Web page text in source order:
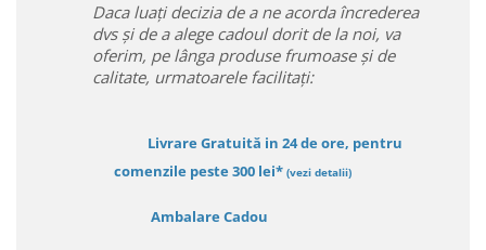
Daca luați decizia de a ne acorda încrederea
dvs și de a alege cadoul dorit de la noi, va
oferim, pe lânga produse frumoase și de
calitate, urmatoarele facilitați:
Livrare Gratuită in 24 de ore, pentru
comenzile peste 300 lei* (vezi detalii)
Ambalare Cadou